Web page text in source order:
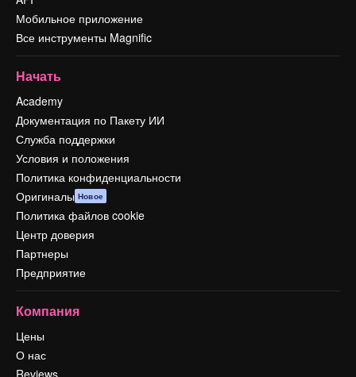
Мобильное приложение
Все инструменты Magnific
Начать
Academy
Документация по Пакету ИИ
Служба поддержки
Условия и положения
Политика конфиденциальности
Оригиналы Новое
Политика файлов cookie
Центр доверия
Партнеры
Предприятие
Компания
Цены
О нас
Reviews